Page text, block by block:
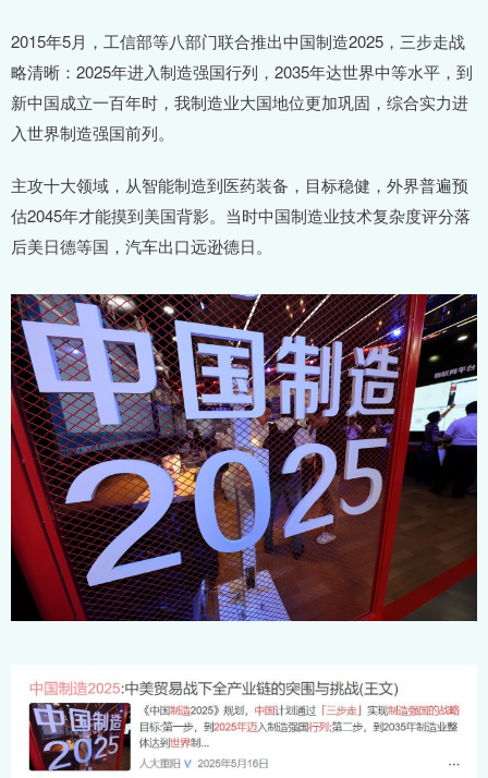
2015年5月，工信部等八部门联合推出中国制造2025，三步走战
略清晰：2025年进入制造强国行列，2035年达世界中等水平，到
新中国成立一百年时，我制造业大国地位更加巩固，综合实力进
入世界制造强国前列。
主攻十大领域，从智能制造到医药装备，目标稳健，外界普遍预
估2045年才能摸到美国背影。当时中国制造业技术复杂度评分落
后美日德等国，汽车出口远逊德日。